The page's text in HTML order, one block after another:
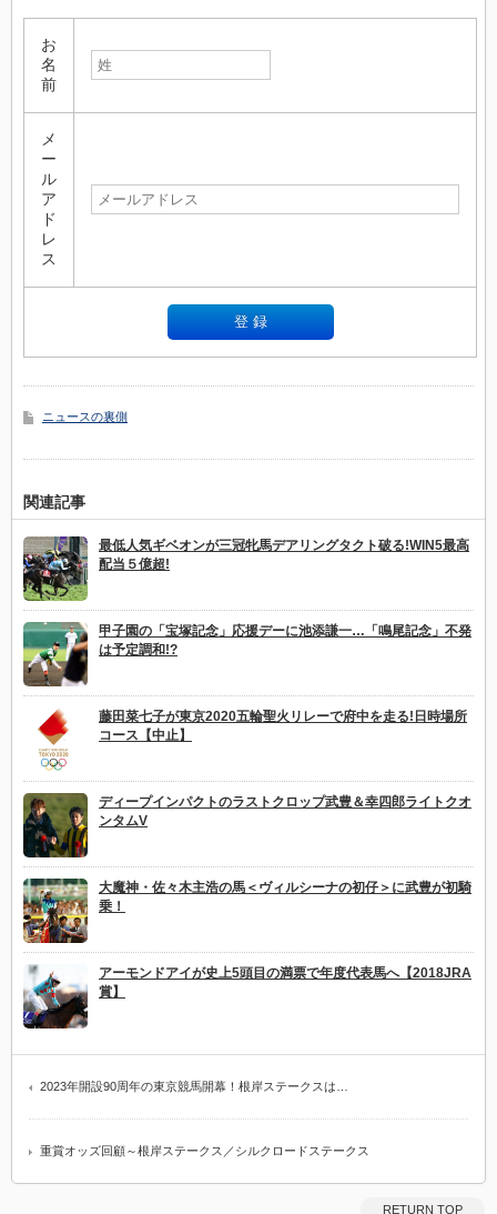
お
名
前
メ
ー
ル
ア
ド
レ
ス
ニュースの裏側
関連記事
最低人気ギベオンが三冠牝馬デアリングタクト破る!WIN5最高
配当５億超!
甲子園の「宝塚記念」応援デーに池添謙一…「鳴尾記念」不発
は予定調和!?
藤田菜七子が東京2020五輪聖火リレーで府中を走る!日時場所
コース【中止】
ディープインパクトのラストクロップ武豊＆幸四郎ライトクオ
ンタムV
大魔神・佐々木主浩の馬＜ヴィルシーナの初仔＞に武豊が初騎
乗！
アーモンドアイが史上5頭目の満票で年度代表馬へ【2018JRA
賞】
2023年開設90周年の東京競馬開幕！根岸ステークスは…
重賞オッズ回顧～根岸ステークス／シルクロードステークス
RETURN TOP